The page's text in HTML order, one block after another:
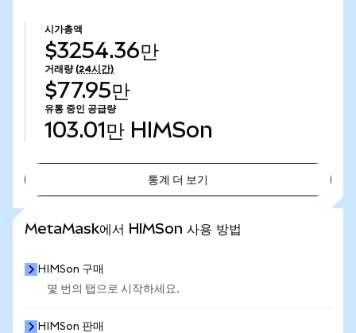
시가총액
$3254.36만
거래량 (24시간)
$77.95만
유통 중인 공급량
103.01만 HIMSon
통계 더 보기
MetaMask에서 HIMSon 사용 방법
HIMSon 구매
몇 번의 탭으로 시작하세요.
HIMSon 판매